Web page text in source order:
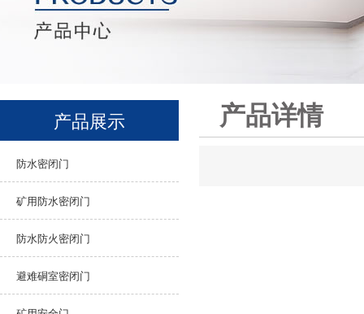
产品展示
防水密闭门
矿用防水密闭门
防水防火密闭门
避难硐室密闭门
产品详情